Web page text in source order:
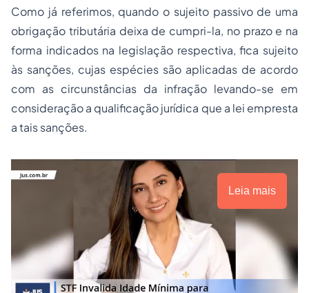
Como já referimos, quando o sujeito passivo de uma
obrigação tributária deixa de cumpri-la, no prazo e na
forma indicados na legislação respectiva, fica sujeito
às sanções, cujas espécies são aplicadas de acordo
com as circunstâncias da infração levando-se em
consideração a qualificação jurídica que a lei empresta
a tais sanções.
Leia mais